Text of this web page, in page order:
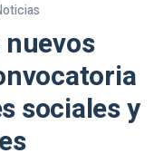
nuevos
sociales y